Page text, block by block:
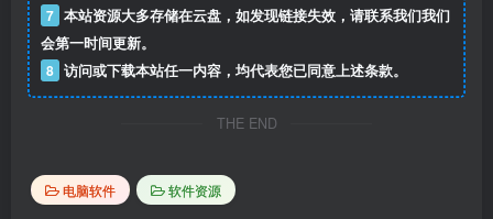
7 本站资源大多存储在云盘，如发现链接失效，请联系我们我们
会第一时间更新。
8 访问或下载本站任一内容，均代表您已同意上述条款。
THE END
电脑软件 软件资源